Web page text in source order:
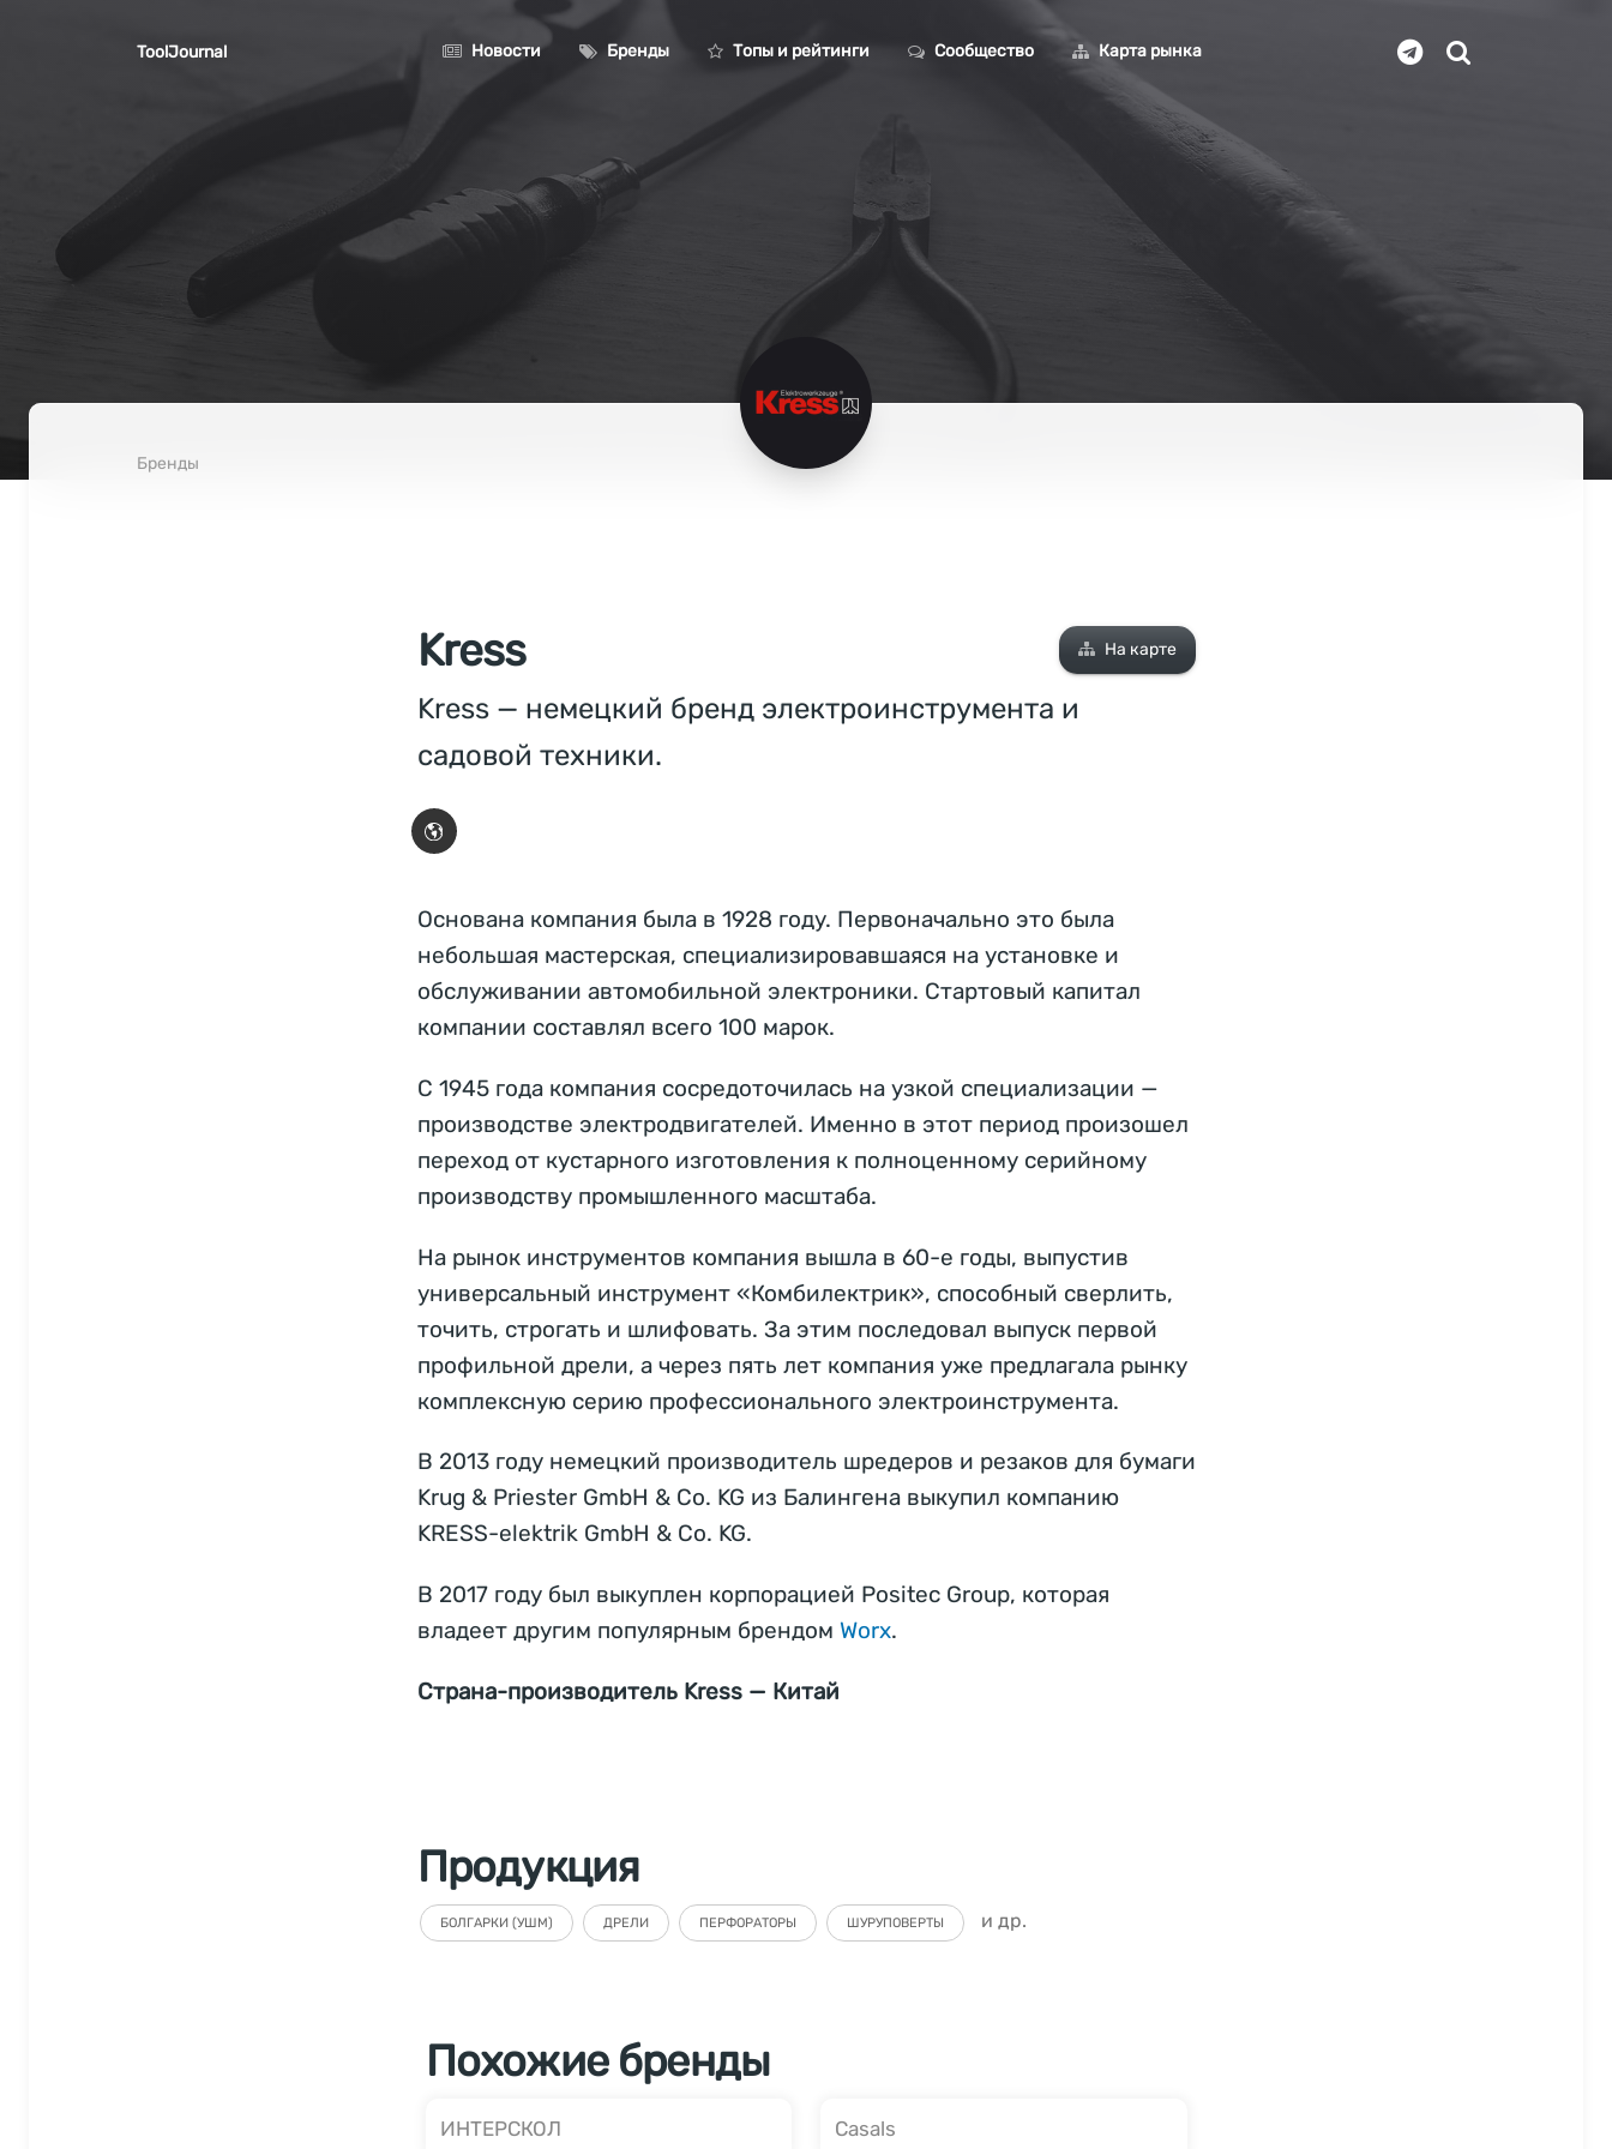
ToolJournal Новости Бренды Топы и рейтинги Сообщество Карта рынка
Бренды
Kress На карте
Kress — немецкий бренд электроинструмента и
садовой техники.
Основана компания была в 1928 году. Первоначально это была
небольшая мастерская, специализировавшаяся на установке и
обслуживании автомобильной электроники. Стартовый капитал
компании составлял всего 100 марок.
С 1945 года компания сосредоточилась на узкой специализации —
производстве электродвигателей. Именно в этот период произошел
переход от кустарного изготовления к полноценному серийному
производству промышленного масштаба.
На рынок инструментов компания вышла в 60-е годы, выпустив
универсальный инструмент «Комбилектрик», способный сверлить,
точить, строгать и шлифовать. За этим последовал выпуск первой
профильной дрели, а через пять лет компания уже предлагала рынку
комплексную серию профессионального электроинструмента.
В 2013 году немецкий производитель шредеров и резаков для бумаги
Krug & Priester GmbH & Co. KG из Балингена выкупил компанию
KRESS-elektrik GmbH & Co. KG.
В 2017 году был выкуплен корпорацией Positec Group, которая
владеет другим популярным брендом Worx.
Страна-производитель Kress — Китай
Продукция
БОЛГАРКИ (УШМ) ДРЕЛИ ПЕРФОРАТОРЫ ШУРУПОВЕРТЫ и др.
Похожие бренды
ИНТЕРСКОЛ Casals